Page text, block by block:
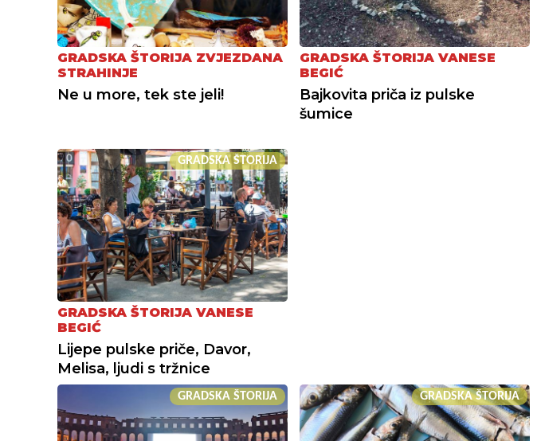
GRADSKA ŠTORIJA ZVJEZDANA
STRAHINJE
Ne u more, tek ste jeli!
GRADSKA ŠTORIJA VANESE
BEGIĆ
Bajkovita priča iz pulske
šumice
GRADSKA ŠTORIJA
GRADSKA ŠTORIJA VANESE
BEGIĆ
Lijepe pulske priče, Davor,
Melisa, ljudi s tržnice
GRADSKA ŠTORIJA GRADSKA ŠTORIJA